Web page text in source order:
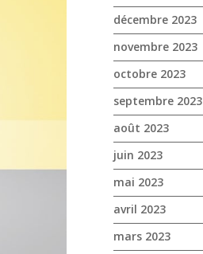
décembre 2023
novembre 2023
octobre 2023
septembre 2023
août 2023
juin 2023
mai 2023
avril 2023
mars 2023